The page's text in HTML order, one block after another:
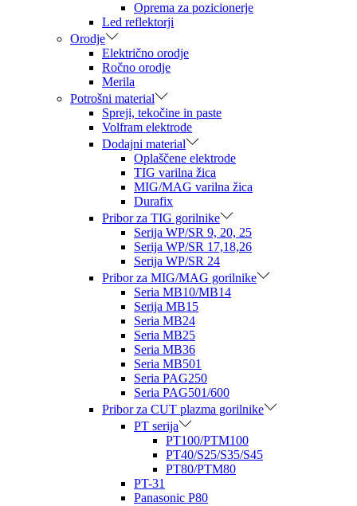
Oprema za pozicionerje
Led reflektorji
Orodje
Električno orodje
Ročno orodje
Merila
Potrošni material
Spreji, tekočine in paste
Volfram elektrode
Dodajni material
Oplaščene elektrode
TIG varilna žica
MIG/MAG varilna žica
Durafix
Pribor za TIG gorilnike
Serija WP/SR 9, 20, 25
Serija WP/SR 17,18,26
Serija WP/SR 24
Pribor za MIG/MAG gorilnike
Seria MB10/MB14
Serija MB15
Seria MB24
Seria MB25
Seria MB36
Seria MB501
Seria PAG250
Seria PAG501/600
Pribor za CUT plazma gorilnike
PT serija
PT100/PTM100
PT40/S25/S35/S45
PT80/PTM80
PT-31
Panasonic P80